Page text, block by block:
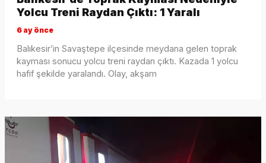
Yolcu Treni Raydan Çıktı: 1 Yaralı
6 ay önce
Balıkesir’in Savaştepe ilçesinde meydana gelen toprak
kayması sonucu yolcu treni raydan çıktı. Kazada 1 yolcu
hafif şekilde yaralandı. Olay, akşam